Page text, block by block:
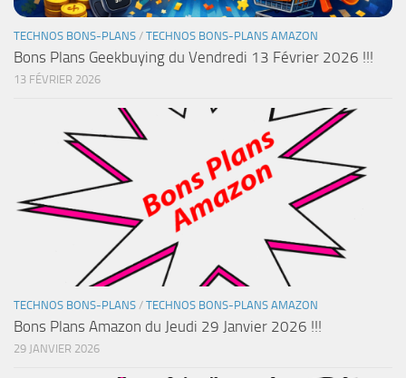
TECHNOS BONS-PLANS / TECHNOS BONS-PLANS AMAZON
Bons Plans Geekbuying du Vendredi 13 Février 2026 !!!
13 FÉVRIER 2026
TECHNOS BONS-PLANS / TECHNOS BONS-PLANS AMAZON
Bons Plans Amazon du Jeudi 29 Janvier 2026 !!!
29 JANVIER 2026